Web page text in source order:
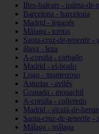
Illes-balears - palma-de-
Barcelona - barcelona
Madrid - leganés
Málaga - torrox
Santa-cruz-de-tenerife -
álava - leza
A-coruña - carballo
Madrid - el-boalo
Lugo - monterroso
Asturias - avilés
Granada - monachil
A-coruña - culleredo
Madrid - alcalá-de-
Santa-cruz-de-tenerife -
Málaga - málaga